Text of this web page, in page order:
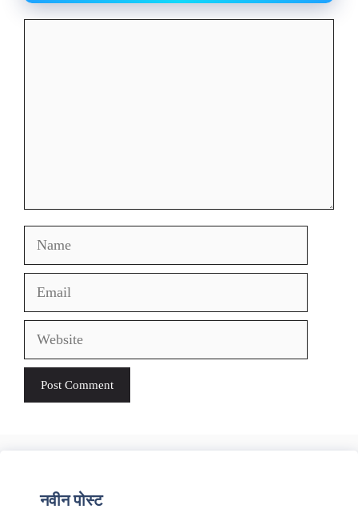
Name
Email
Website
नवीन पोस्ट